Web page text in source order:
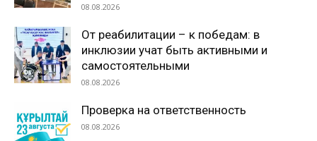
08.08.2026
От реабилитации – к победам: в
инклюзии учат быть активными и
самостоятельными
08.08.2026
Проверка на ответственность
08.08.2026